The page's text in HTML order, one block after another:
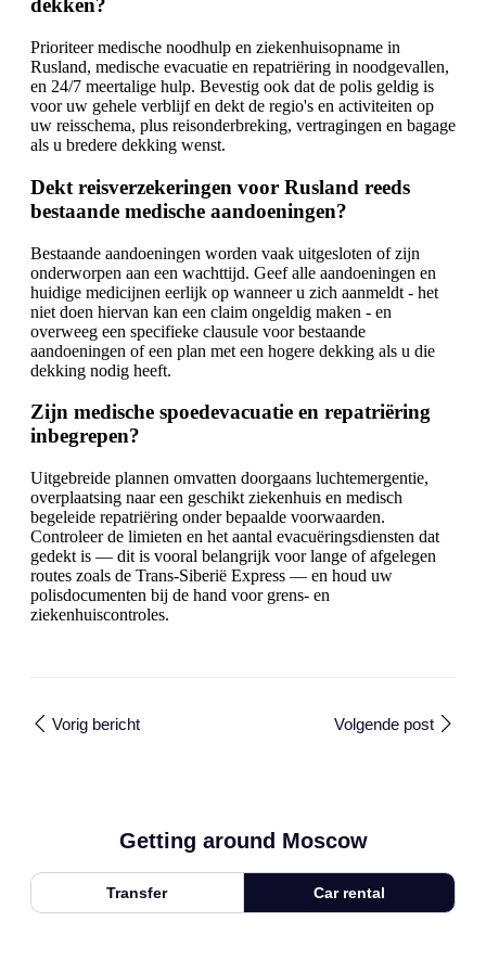
dekken?
Prioriteer medische noodhulp en ziekenhuisopname in
Rusland, medische evacuatie en repatriëring in noodgevallen,
en 24/7 meertalige hulp. Bevestig ook dat de polis geldig is
voor uw gehele verblijf en dekt de regio's en activiteiten op
uw reisschema, plus reisonderbreking, vertragingen en bagage
als u bredere dekking wenst.
Dekt reisverzekeringen voor Rusland reeds
bestaande medische aandoeningen?
Bestaande aandoeningen worden vaak uitgesloten of zijn
onderworpen aan een wachttijd. Geef alle aandoeningen en
huidige medicijnen eerlijk op wanneer u zich aanmeldt - het
niet doen hiervan kan een claim ongeldig maken - en
overweeg een specifieke clausule voor bestaande
aandoeningen of een plan met een hogere dekking als u die
dekking nodig heeft.
Zijn medische spoedevacuatie en repatriëring
inbegrepen?
Uitgebreide plannen omvatten doorgaans luchtemergentie,
overplaatsing naar een geschikt ziekenhuis en medisch
begeleide repatriëring onder bepaalde voorwaarden.
Controleer de limieten en het aantal evacuëringsdiensten dat
gedekt is — dit is vooral belangrijk voor lange of afgelegen
routes zoals de Trans-Siberië Express — en houd uw
polisdocumenten bij de hand voor grens- en
ziekenhuiscontroles.
Vorig bericht Volgende post
Getting around Moscow
Transfer Car rental